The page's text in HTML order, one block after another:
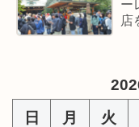
ー
店
日
月 火